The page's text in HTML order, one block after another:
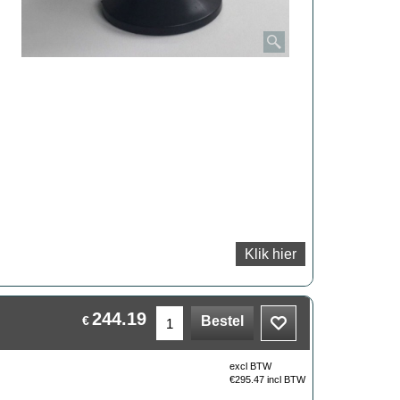
Klik hier
€244.19 Bestel
excl BTW
€295.47 incl BTW